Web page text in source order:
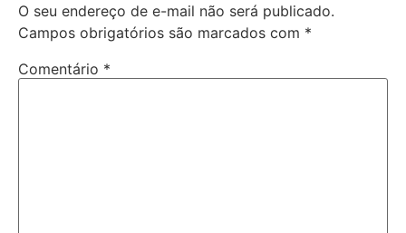
O seu endereço de e-mail não será publicado.
Campos obrigatórios são marcados com *
Comentário *